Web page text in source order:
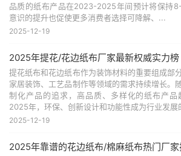
品质的纸布产品在2023-2025年间预计将保持
意识的提升也促使更多消费者选择可降解、...
2025-12-19
2025年提花/花边纸布厂家最新权威实力榜
提花纸布和花边纸布作为装饰材料的重要组成部
家居装饰、工艺品制作等领域的需求持续增长。
制化产品的追求，高品质、多样化的纸布产品
2025年，环保、创新设计和功能性成为行业发展
2025-12-19
2025年靠谱的花边纸布/棉麻纸布热门厂家